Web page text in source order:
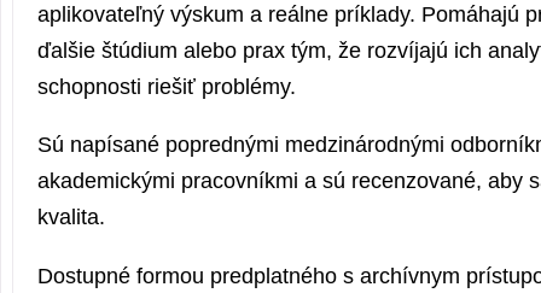
aplikovateľný výskum a reálne príklady. Pomáhajú
ďalšie štúdium alebo prax tým, že rozvíjajú ich
schopnosti riešiť problémy.
Sú napísané poprednými medzinárodnými
akademickými pracovníkmi a sú recenzované, aby
kvalita.
Dostupné formou predplatného s archívnym